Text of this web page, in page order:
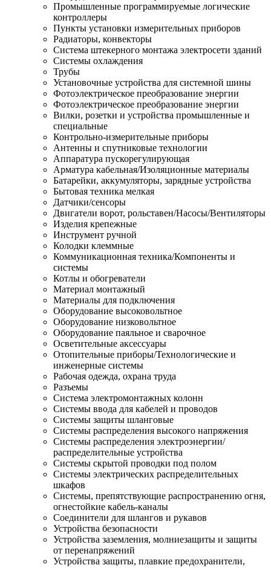
Промышленные программируемые логические
контроллеры
Пункты установки измерительных приборов
Радиаторы, конвекторы
Система штекерного монтажа электросети зданий
Системы охлаждения
Трубы
Установочные устройства для системной шины
Фотоэлектрическое преобразование энергии
Фотоэлектрическое преобразование энергии
Вилки, розетки и устройства промышленные и
специальные
Контрольно-измерительные приборы
Антенны и спутниковые технологии
Аппаратура пускорегулирующая
Арматура кабельная/Изоляционные материалы
Батарейки, аккумуляторы, зарядные устройства
Бытовая техника мелкая
Датчики/сенсоры
Двигатели ворот, рольставен/Насосы/Вентиляторы
Изделия крепежные
Инструмент ручной
Колодки клеммные
Коммуникационная техника/Компоненты и
системы
Котлы и обогреватели
Материал монтажный
Материалы для подключения
Оборудование высоковольтное
Оборудование низковольтное
Оборудование паяльное и сварочное
Осветительные аксессуары
Отопительные приборы/Технологические и
инженерные системы
Рабочая одежда, охрана труда
Разъемы
Система электромонтажных колонн
Системы ввода для кабелей и проводов
Системы защиты шланговые
Системы распределения высокого напряжения
Системы распределения электроэнергии/
распределительные устройства
Системы скрытой проводки под полом
Системы электрических распределительных
шкафов
Системы, препятствующие распространению огня,
огнестойкие кабель-каналы
Соединители для шлангов и рукавов
Устройства безопасности
Устройства заземления, молниезащиты и защиты
от перенапряжений
Устройства защиты, плавкие предохранители,